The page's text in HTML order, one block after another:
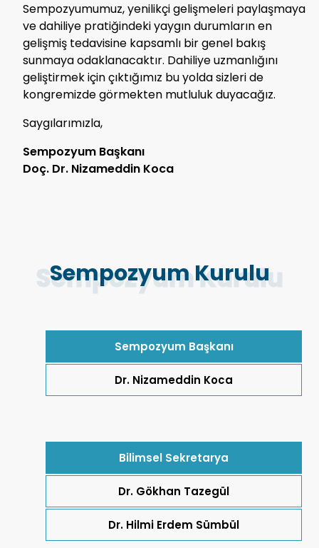
Sempozyumumuz, yenilikçi gelişmeleri paylaşmaya
ve dahiliye pratiğindeki yaygın durumların en
gelişmiş tedavisine kapsamlı bir genel bakış
sunmaya odaklanacaktır. Dahiliye uzmanlığını
geliştirmek için çıktığımız bu yolda sizleri de
kongremizde görmekten mutluluk duyacağız.
Saygılarımızla,
Sempozyum Başkanı
Doç. Dr. Nizameddin Koca
Sempozyum Kurulu
Sempozyum Başkanı
Dr. Nizameddin Koca
Bilimsel Sekretarya
Dr. Gökhan Tazegül
Dr. Hilmi Erdem Sümbül